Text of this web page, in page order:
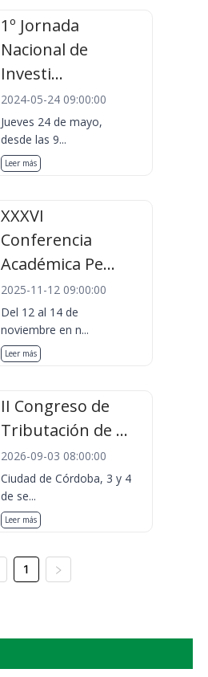
1º Jornada
Nacional de
Investi...
2024-05-24 09:00:00
Jueves 24 de mayo,
desde las 9...
Leer más
XXXVI
Conferencia
Académica Pe...
2025-11-12 09:00:00
Del 12 al 14 de
noviembre en n...
Leer más
II Congreso de
Tributación de ...
2026-09-03 08:00:00
Ciudad de Córdoba, 3 y 4
de se...
Leer más
1